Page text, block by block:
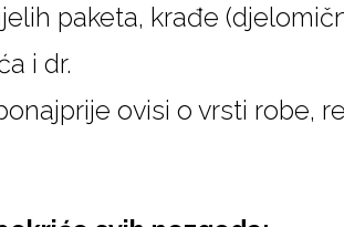
paketa, krađe
i dr.
ovisi o vrsti robe,